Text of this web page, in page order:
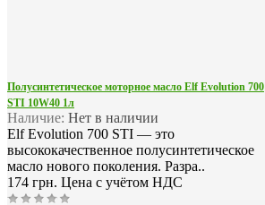
Полусинтетическое моторное масло Elf Evolution 700
STI 10W40 1л
Наличие: Нет в наличии
Elf Evolution 700 STI — это
высококачественное полусинтетическое
масло нового поколения. Разра..
174 грн. Цена с учётом НДС